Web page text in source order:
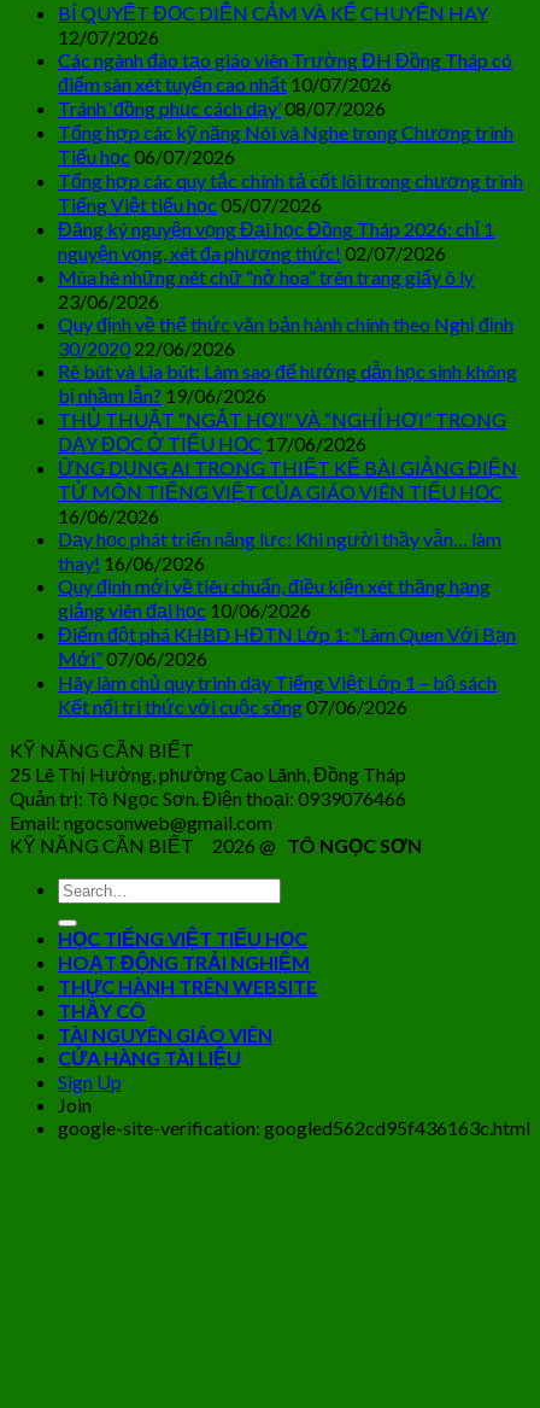
BÍ QUYẾT ĐỌC DIỄN CẢM VÀ KỂ CHUYỆN HAY
12/07/2026
Các ngành đào tạo giáo viên Trường ĐH Đồng Tháp có
điểm sàn xét tuyển cao nhất 10/07/2026
Tránh ‘đồng phục cách dạy’08/07/2026
Tổng hợp các kỹ năng Nói và Nghe trong Chương trình
Tiểu học 06/07/2026
Tổng hợp các quy tắc chính tả cốt lõi trong chương trình
Tiếng Việt tiểu học 05/07/2026
Đăng ký nguyện vọng Đại học Đồng Tháp 2026: chỉ 1
nguyện vọng, xét đa phương thức! 02/07/2026
Mùa hè những nét chữ “nở hoa” trên trang giấy ô ly
23/06/2026
Quy định về thể thức văn bản hành chính theo Nghị định
30/2020 22/06/2026
Rê bút và Lia bút: Làm sao để hướng dẫn học sinh không
bị nhầm lẫn? 19/06/2026
THỦ THUẬT “NGẮT HƠI” VÀ “NGHỈ HƠI” TRONG
DẠY ĐỌC Ở TIỂU HỌC 17/06/2026
ỨNG DỤNG AI TRONG THIẾT KẾ BÀI GIẢNG ĐIỆN
TỬ MÔN TIẾNG VIỆT CỦA GIÁO VIÊN TIỂU HỌC
16/06/2026
Dạy học phát triển năng lực: Khi người thầy vẫn… làm
thay! 16/06/2026
Quy định mới về tiêu chuẩn, điều kiện xét thăng hạng
giảng viên đại học 10/06/2026
Điểm đột phá KHBD HĐTN Lớp 1: “Làm Quen Với Bạn
Mới”07/06/2026
Hãy làm chủ quy trình dạy Tiếng Việt Lớp 1 – bộ sách
Kết nối tri thức với cuộc sống07/06/2026
KỸ NĂNG CẦN BIẾT
25 Lê Thị Hường, phường Cao Lãnh, Đồng Tháp
Quản trị: Tô Ngọc Sơn. Điện thoại: 0939076466
Email: ngocsonweb@gmail.com
KỸ NĂNG CẦN BIẾT 2026 @ TÔ NGỌC SƠN
HỌC TIẾNG VIỆT TIỂU HỌC
HOẠT ĐỘNG TRẢI NGHIỆM
THỰC HÀNH TRÊN WEBSITE
THẦY CÔ
TÀI NGUYÊN GIÁO VIÊN
CỬA HÀNG TÀI LIỆU
Sign Up
Join
google-site-verification: googled562cd95f436163c.html